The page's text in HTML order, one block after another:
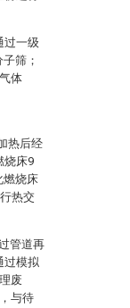
过一级
筛；
体
热后经
烧床9
燃烧床
热交
管道再
过模拟
废
与待